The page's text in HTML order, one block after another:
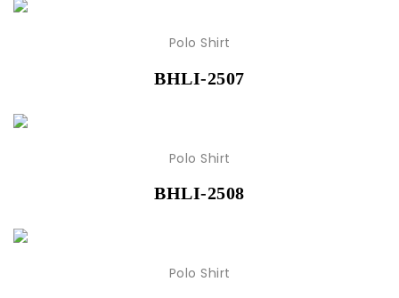
Polo Shirt
BHLI-2507
Polo Shirt
BHLI-2508
Polo Shirt